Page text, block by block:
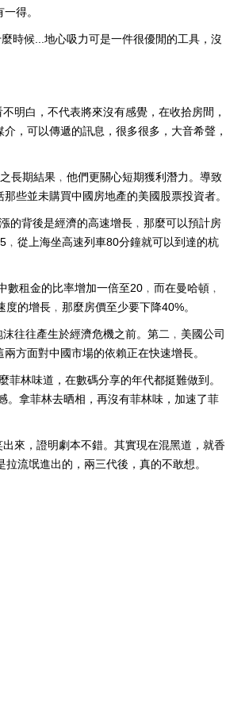
得。
時候...地心吸力可是一件很優閒的工具，沒
明白，不代表將來沒有感覺，在收拾房間，
，可以傳遞的訊息，很多很多，大音希聲，
長期結果﹐他們更關心短期獲利潛力。導致
些並未購買中國房地產的美國股票投資者。
的背後是經濟的高速增長﹐那麼可以預計房
從上海坐高速列車80分鐘就可以到達的杭
租金的比率增加一倍至20﹐而在曼哈頓﹐
的增長﹐那麼房價至少要下降40%。
往往產生於經濟危機之前。第二﹐美國公司
方面對中國市場的依賴正在快速增長。
林味道，在數碼分享的年代都挺難做到。
。拿菲林去晒相，再沒有菲林味，加速了菲
來，證明劇本不錯。其實現在混黑道，就香
流氓進出的，兩三代後，真的不敢想。